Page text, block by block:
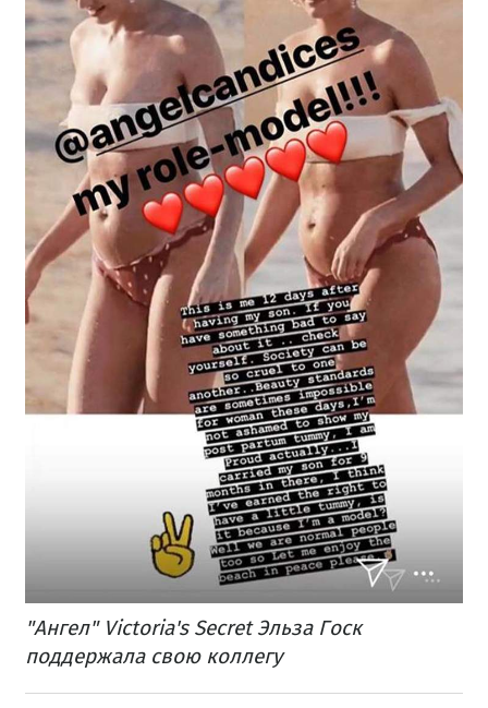
"Ангел" Victoria's Secret Эльза Госк
поддержала свою коллегу